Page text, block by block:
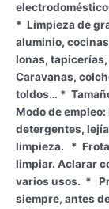
* Limpieza de
aluminio,
lonas,
Caravanas,
toldos… *
Modo de
detergentes,
limpieza. *
limpiar. Aclarar
varios usos. *
siempre, antes